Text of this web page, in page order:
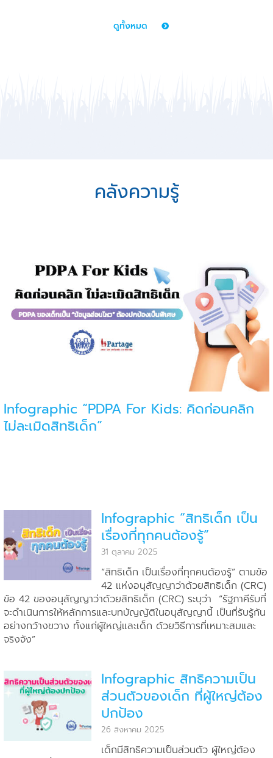
คลังความรู้
Infographic “PDPA For Kids: คิดก่อนคลิก
Infographic “สิทธิเด็ก เป็น
เรื่องที่ทุกคนต้องรู้”
31 ตุลาคม 2025
“สิทธิเด็ก เป็นเรื่องที่ทุกคนต้องรู้” ตามข้อ
42 แห่งอนุสัญญาว่าด้วยสิทธิเด็ก (CRC)
ข้อ 42 ของอนุสัญญาว่าด้วยสิทธิเด็ก (CRC) ระบุว่า “รัฐภาคีรับที่
จะดำเนินการให้หลักการและบทบัญญัติในอนุสัญญานี้ เป็นที่รับรู้กัน
อย่างกว้างขวาง ทั้งแก่ผู้ใหญ่และเด็ก ด้วยวิธีการที่เหมาะสมและ
Infographic สิทธิความเป็น
ส่วนตัวของเด็ก ที่ผู้ใหญ่ต้อง
ปกป้อง
26 สิงหาคม 2025